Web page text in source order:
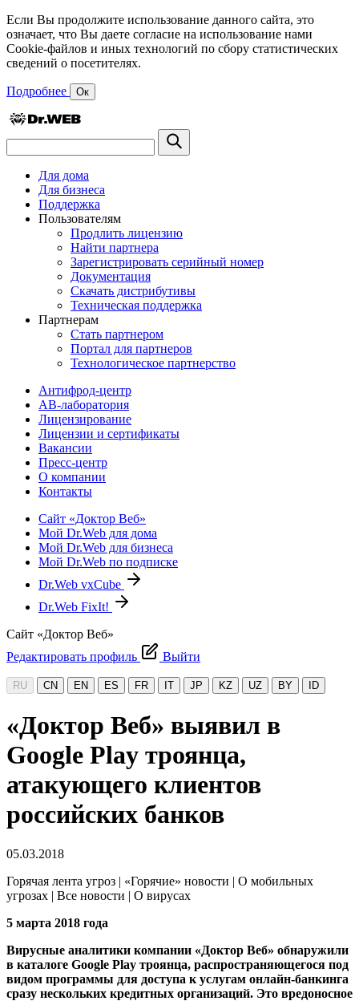
Если Вы продолжите использование данного сайта, это
означает, что Вы даете согласие на использование нами
Cookie-файлов и иных технологий по сбору статистических
сведений о посетителях.
Подробнее Ок
Для дома
Для бизнеса
Поддержка
Пользователям
Продлить лицензию
Найти партнера
Зарегистрировать серийный номер
Документация
Скачать дистрибутивы
Техническая поддержка
Партнерам
Стать партнером
Портал для партнеров
Технологическое партнерство
Антифрод-центр
АВ-лаборатория
Лицензирование
Лицензии и сертификаты
Вакансии
Пресс-центр
О компании
Контакты
Сайт «Доктор Веб»
Мой Dr.Web для дома
Мой Dr.Web для бизнеса
Мой Dr.Web по подписке
Dr.Web vxCube
Dr.Web FixIt!
Сайт «Доктор Веб»
Редактировать профиль
Выйти
RU CN EN ES FR IT JP KZ UZ BY ID
«Доктор Веб» выявил в
Google Play троянца,
атакующего клиентов
российских банков
05.03.2018
Горячая лента угроз | «Горячие» новости | О мобильных
угрозах | Все новости | О вирусах
5 марта 2018 года
Вирусные аналитики компании «Доктор Веб» обнаружили
в каталоге Google Play троянца, распространяющегося под
видом программы для доступа к услугам онлайн-банкинга
сразу нескольких кредитных организаций. Это вредоносное